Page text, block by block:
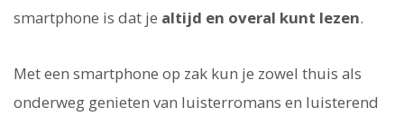
smartphone is dat je altijd en overal kunt lezen.
Met een smartphone op zak kun je zowel thuis als
onderweg genieten van luisterromans en luisterend